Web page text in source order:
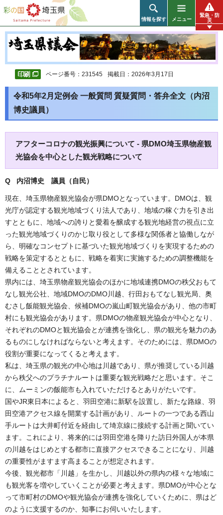
彩の国 埼玉県
情報を探す メニュー
緊急・防
災
ページ番号：231545 掲載日：2026年3月17日
令和5年2月定例会 一般質問 質疑質問・答弁全文（内沼
博史議員）
アフターコロナの観光振興について - 県DMO埼玉県物産観
光協会を中心とした観光戦略について
Q 内沼博史 議員（自民）
現在、埼玉県物産観光協会が県DMOとなっています。DMOは、観
光庁が認定する観光地域づくり法人であり、地域の稼ぐ力を引き出
すとともに、地域への誇りと愛着を醸成する観光地経営の視点に立
った観光地域づくりのかじ取り役として多様な関係者と協働しなが
ら、明確なコンセプトに基づいた観光地域づくりを実現するための
戦略を策定するとともに、戦略を着実に実施するための調整機能を
備えることとされています。
県内には、埼玉県物産観光協会のほかに地域連携DMOの秩父おもて
なし観光公社、地域DMOのDMO川越、行田おもてなし観光局、奥
むさし飯能観光協会、候補DMOの嵐山町観光協会があり、他の市町
村にも観光協会があります。県DMOの物産観光協会が中心となり、
それぞれのDMOと観光協会とが連携を強化し、県の観光を魅力のあ
るものにしなければならないと考えます。そのためには、県DMOの
役割が重要になってくると考えます。
私は、埼玉県の観光の中心地は川越であり、県が推奨している川越
から秩父へのプラチナルートは重要な観光戦略だと思います。そこ
に、ムーミンの飯能市も入れていただけるとありがたいです。
国やJR東日本によると、羽田空港に新駅を設置し、新たな路線、羽
田空港アクセス線を開業する計画があり、ルートの一つである西山
手ルートは大井町付近を経由して埼京線に接続する計画と聞いてい
ます。これにより、将来的には羽田空港を降りた訪日外国人が本県
の川越をはじめとする都市に直接アクセスできることになり、川越
の重要性がますます高まることが想定されます。
今後、観光都市「川越」を生かし、川越以外の県内の様々な地域に
も観光客を増やしていくことが必要と考えます。県DMOが中心とな
って市町村のDMOや観光協会が連携を強化していくために、県はど
のように支援するのか、知事にお伺いいたします。